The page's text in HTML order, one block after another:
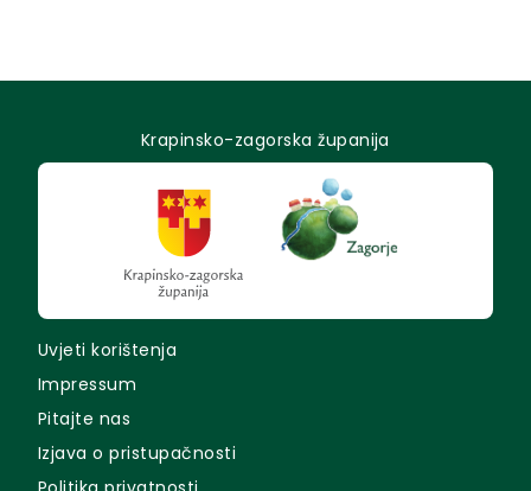
Krapinsko-zagorska županija
Uvjeti korištenja
Impressum
Pitajte nas
Izjava o pristupačnosti